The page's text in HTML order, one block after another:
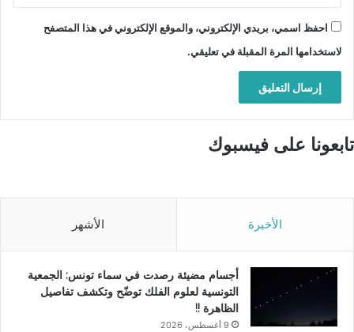
احفظ اسمي، بريدي الإلكتروني، والموقع الإلكتروني في هذا المتصفح
لاستخدامها المرة المقبلة في تعليقي.
تابعونا على فيسبوك
الأخيرة الأشهر
أجسام مضيئة رصدت في سماء تونس: الجمعية
التونسية لعلوم الفلك توضّح وتكشف تفاصيل
الظاهرة !!
9 أغسطس، 2026